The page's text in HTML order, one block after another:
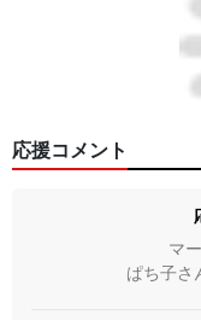
応援コメント
マ
ぱち子さ